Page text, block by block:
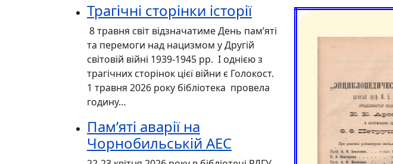
Трагічні сторінки історії
8 травня світ відзначатиме День пам’яті
та перемоги над нацизмом у Другій
світовій війні 1939-1945 рр. І однією з
трагічних сторінок цієї війни є Голокост.
1 травня 2026 року бібліотека провела
годину…
Пам’яті аварії на
Чорнобильській АЕС